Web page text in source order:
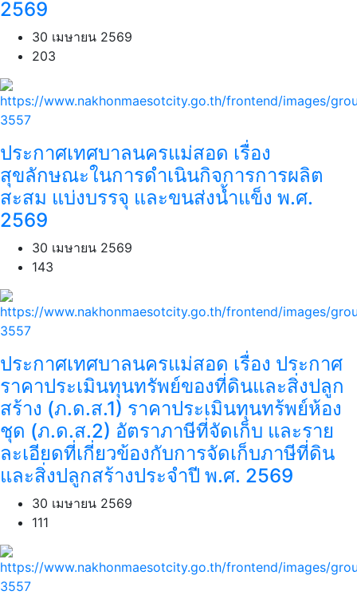
2569
30 เมษายน 2569
203
ประกาศเทศบาลนครแม่สอด เรื่อง
สุขลักษณะในการดำเนินกิจการการผลิต
สะสม แบ่งบรรจุ และขนส่งน้ำแข็ง พ.ศ.
2569
30 เมษายน 2569
143
ประกาศเทศบาลนครแม่สอด เรื่อง ประกาศ
ราคาประเมินทุนทรัพย์ของที่ดินและสิ่งปลูก
สร้าง (ภ.ด.ส.1) ราคาประเมินทุนทร้พย์ห้อง
ชุด (ภ.ด.ส.2) อัตราภาษีที่จัดเก็บ และราย
ละเอียดที่เกี่ยวข้องกับการจัดเก็บภาษีที่ดิน
และสิ่งปลูกสร้างประจำปี พ.ศ. 2569
30 เมษายน 2569
111